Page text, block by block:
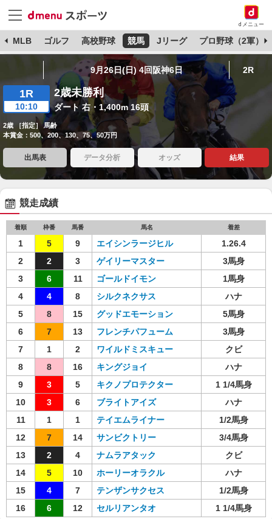
dメニュー
MLB ゴルフ 高校野球 競馬 Jリーグ プロ野球（2軍）
9月26日(日) 4回阪神6日 2R
1R
10:10
2歳未勝利
ダート 右・1,400m 16頭
2歳 ［指定］ 馬齢
本賞金：500、200、130、75、50万円
出馬表 データ分析 オッズ 結果
競走成績
着順 枠番 馬番 馬名 着差
1 5 9 エイシンラージヒル
1.26.4
2
2 3 ゲイリーマスター
3馬身
3
6 11 ゴールドイモン
1馬身
4
4 8 シルクネクサス
ハナ
5
8 15 グッドエモーション
5馬身
6
7 13 フレンチパフューム
3馬身
7
1 2 ワイルドミスキュー
クビ
8
8 16 キングジョイ
ハナ
9
3 5 キクノプロテクター
1 1/4馬身
10
3 6 ブライトアイズ
ハナ
11
1 1 テイエムライナー
1/2馬身
12
7 14 サンビクトリー
3/4馬身
13
2 4 ナムラアタック
クビ
14
5 10 ホーリーオラクル
ハナ
15
4 7 テンザンサクセス
1/2馬身
16
6 12 セルリアンタオ 1 1/4馬身